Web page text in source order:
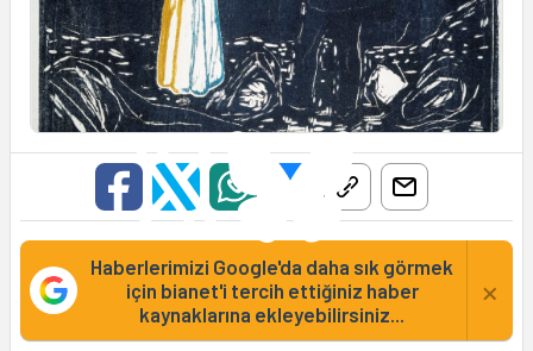
Haberlerimizi Google'da daha sık görmek
için bianet'i tercih ettiğiniz haber
kaynaklarına ekleyebilirsiniz...
×